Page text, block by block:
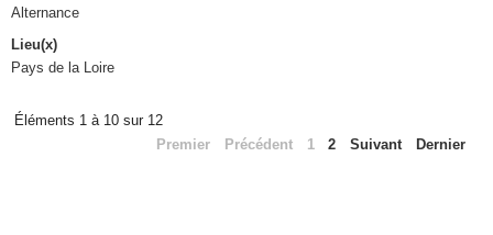
Alternance
Lieu(x)
Pays de la Loire
Éléments 1 à 10 sur 12
Premier
Précédent 1 2 Suivant Dernier